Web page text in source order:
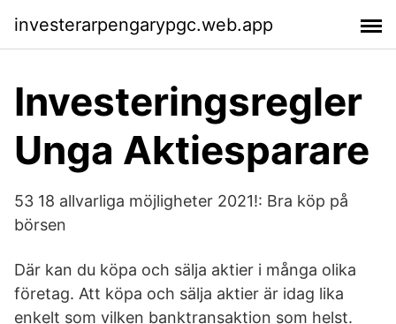
investerarpengarypgc.web.app
Investeringsregler
Unga Aktiesparare
53 18 allvarliga möjligheter 2021!: Bra köp på
börsen
Där kan du köpa och sälja aktier i många olika
företag. Att köpa och sälja aktier är idag lika
enkelt som vilken banktransaktion som helst.